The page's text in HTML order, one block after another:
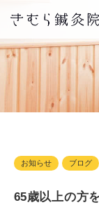
お知らせ ブログ
65歳以上の方